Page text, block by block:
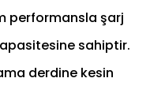
performansla şarj
sahiptir.
derdine kesin